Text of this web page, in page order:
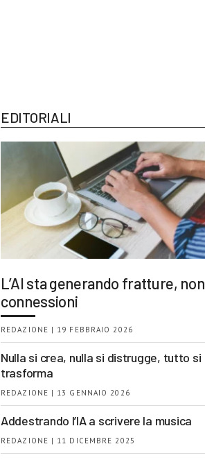
EDITORIALI
L’AI sta generando fratture, non
connessioni
REDAZIONE | 19 FEBBRAIO 2026
Nulla si crea, nulla si distrugge, tutto si
trasforma
REDAZIONE | 13 GENNAIO 2026
Addestrando l’IA a scrivere la musica
REDAZIONE | 11 DICEMBRE 2025